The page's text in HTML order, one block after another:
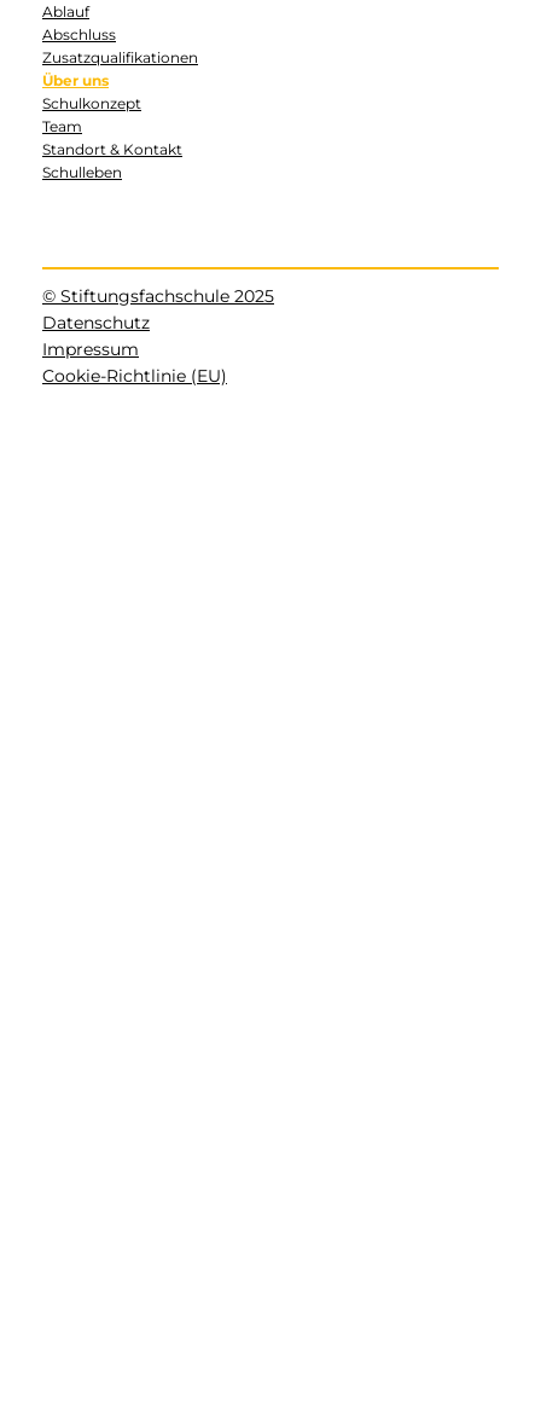
Ablauf
Abschluss
Zusatzqualifikationen
Über uns
Schulkonzept
Team
Standort & Kontakt
Schulleben
© Stiftungsfachschule 2025
Datenschutz
Impressum
Cookie-Richtlinie (EU)